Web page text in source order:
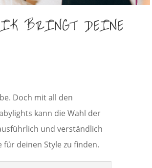
BRINGT DEINE
Doch mit all den
kann die Wahl der
und verständlich
deinen Style zu finden.